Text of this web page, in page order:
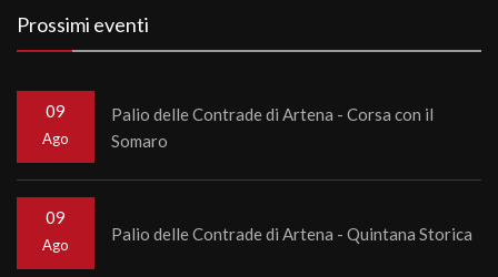
Prossimi eventi
09
Ago
Palio delle Contrade di Artena - Corsa con il
Somaro
09
Ago
Palio delle Contrade di Artena - Quintana Storica